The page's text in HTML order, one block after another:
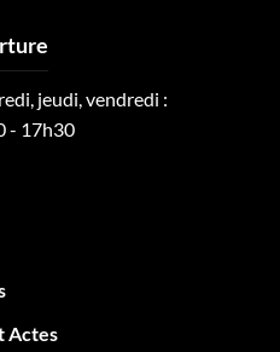
jeudi, vendredi :
- 17h30
Actes